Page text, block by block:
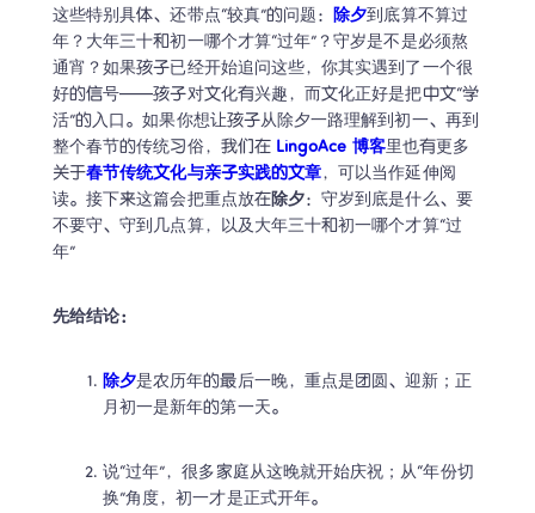
这些特别具体、还带点“较真”的问题：
除夕到底算不算过
年？大年三十和初一哪个才算“过年”？守岁是不是必须熬
通宵？如果孩子已经开始追问这些，你其实遇到了一个很
好的信号——孩子对文化有兴趣，而文化正好是把中文“学
活”的入口。如果你想让孩子从除夕一路理解到初一、再到
整个春节的传统习俗，我们在 LingoAce 博客里也有更多
关于春节传统文化与亲子实践的文章，可以当作延伸阅
读。接下来这篇会把重点放在除夕：守岁到底是什么、要
不要守、守到几点算，以及大年三十和初一哪个才算“过
年”
先给结论：
除夕是农历年的最后一晚，重点是团圆、迎新；正
月初一是新年的第一天。
说“过年”，很多家庭从这晚就开始庆祝；从“年份切
换”角度，初一才是正式开年。